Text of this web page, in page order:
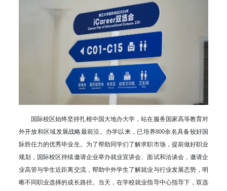
国际校区始终坚持扎根中国大地办大学，站在服务国家高等教育对
外开放和区域发展战略最前沿。办学以来，已培养800余名具备较好国
际胜任力的优秀毕业生。为了帮助同学们了解求职市场，提前做好职业
规划，国际校区持续邀请企业举办就业宣讲会、面试和洽谈会，邀请企
业高管与学生近距离交流，帮助中外学生了解就业与行业发展态势，明
晰不同职业选择的成长路径。当天，在学校就业指导中心指导下，双选